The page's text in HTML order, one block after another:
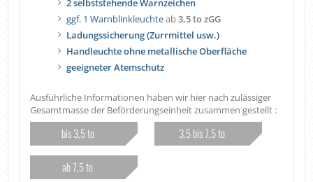
ggf. 1 Warnblinkleuchteab3,5 to zGG
Ladungssicherung (Zurrmittel usw.)
Handleuchte ohne metallische Oberfläche
geeigneter Atemschutz
Ausführliche Informationen haben wir hier nach zulässiger
Gesamtmasse der Beförderungseinheit zusammen gestellt :
bis 3,5 to 3,5 bis 7,5 to
ab 7,5 to